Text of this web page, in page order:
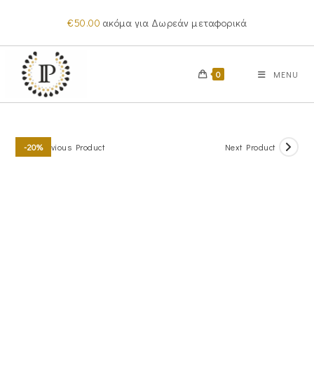
content
€50.00 ακόμα για Δωρεάν μεταφορικά
0 MENU
-20%Previous Product Next Product